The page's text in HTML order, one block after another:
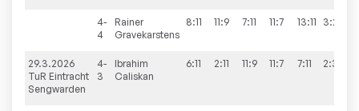
4-
4
Rainer
Gravekarstens
8:11 11:9 7:11 11:7 13:11 3:2
29.3.2026
TuR Eintracht
Sengwarden
4-
3
Ibrahim
Caliskan
6:11 2:11 11:9 11:7 7:11 2:3